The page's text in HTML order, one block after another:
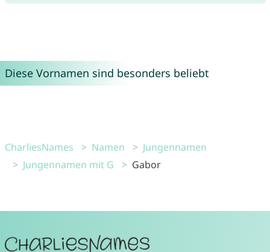
Diese Vornamen sind besonders beliebt
CharliesNames Namen
Jungennamen
Jungennamen mit G
Gabor